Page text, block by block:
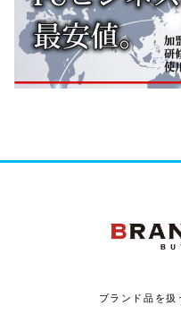
ブランド品を扱